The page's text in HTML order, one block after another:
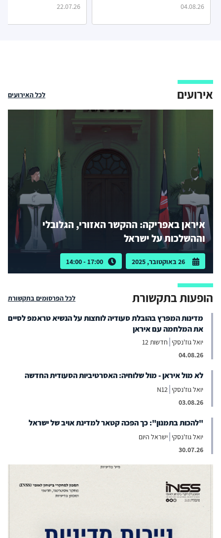
04.08.26
22.07.26
אירועים לכל האירועים
איראן באפריקה: ההקשר האזורי, הגלובלי
וההשלכות על ישראל
17:00 - 14:00
הופעות בתקשורת לכל הפרסומים בתקשורת
מדינות המפרץ בהובלת סעודיה לוחצות על הנשיא טראמפ לסיים
את המלחמה עם איראן
יואל גוז'נסקי חדשות 12
04.08.26
לא מול איראן - מול שלוחיה: האסרטיביות הסעודית החדשה
יואל גוז'נסקי N12
03.08.26
"להכות בתמנון": כך הפכה קטאר למדינת אויב של ישראל
יואל גוז'נסקי ישראל היום
30.07.26